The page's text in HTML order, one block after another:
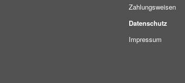
Zahlungsweisen
Datenschutz
Impressum